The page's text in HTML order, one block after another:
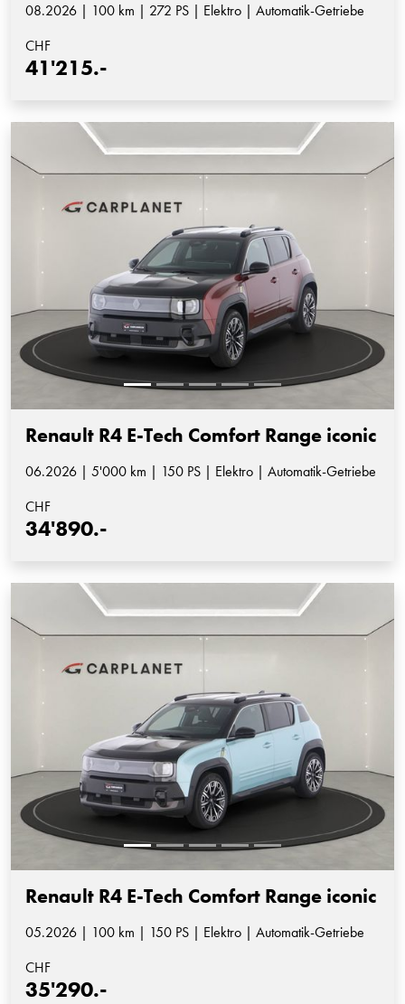
08.2026 | 100 km | 272 PS | Elektro | Automatik-Getriebe
CHF
41'215.-
Renault R4 E-Tech Comfort Range iconic
06.2026 | 5'000 km | 150 PS | Elektro | Automatik-Getriebe
CHF
34'890.-
Renault R4 E-Tech Comfort Range iconic
05.2026 | 100 km | 150 PS | Elektro | Automatik-Getriebe
CHF
35'290.-